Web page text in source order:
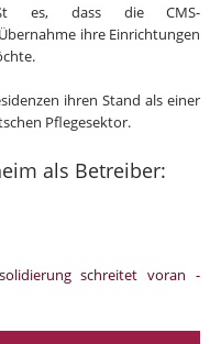
es, dass die CMS-
ihre Einrichtungen
ihren Stand als einer
Pflegesektor.
als Betreiber:
schreitet voran -